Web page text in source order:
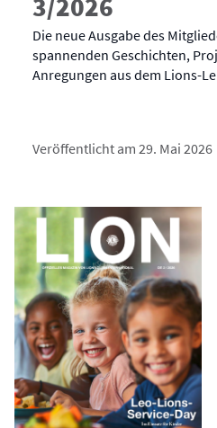
3/2026
Die neue Ausgabe des
spannenden Geschichten,
Anregungen aus dem Lions-
Veröffentlicht am 29. Mai 2026